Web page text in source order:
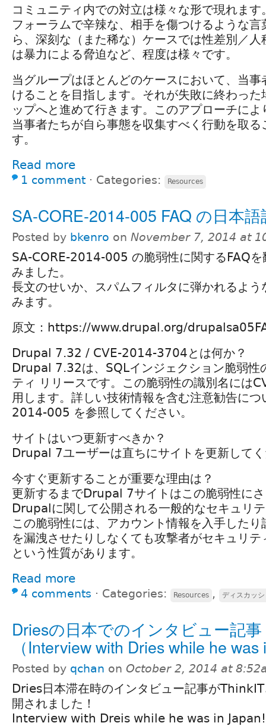
コミュニティ内での対立は様々な形で現れま
フォーラムで辛辣な、相手を傷つけるような
ら、深刻な（また稀な）ケースでは性差別／
は暴力による脅迫など、程度は様々です。
当グループはほとんどのケースにおいて、当
けることを目指します。それが失敗に終わっ
ップへと進めて行きます。このアプローチに
当事者たちが自ら事態を収集すべく行動を取
す。
Read more
1 comment ⋅ Categories: Resources
SA-CORE-2014-005 FAQ の日本語
Posted by bkenro on November 7, 2014 at
SA-CORE-2014-005 の脆弱性に関するFAQを
みました。
長文のせいか、スパムフィルタに弾かれるよ
みます。
原文：https://www.drupal.org/
Drupal 7.32 / CVE-2014-3704とは何か？
Drupal 7.32は、SQLインジェクション脆弱性
ティ リリースです。この脆弱性の識別名には
用します。詳しい技術情報を含む注意勧告に
2014-005 を参照してください。
サイトはいつ更新すべきか？
Drupal 7ユーザーは直ちにサイトを更新して
今すぐ更新することが重要な理由は？
更新するまでDrupal 7サイトはこの脆弱性に
Drupalに関して公開される一般的なセキュリ
この脆弱性には、アカウント情報を入手した
を漏洩させたりしなくても攻撃者がセキュリ
という性質があります。
Read more
4 comments ⋅ Categories: Resources , ディスカッ
Driesの日本でのインタビュー記事
（Interview with Dries while he
Posted by qchan on October 2, 2014 at
Dries日本滞在時のインタビュー記事が
開されました！
Interview with Dreis while he was in Japan!